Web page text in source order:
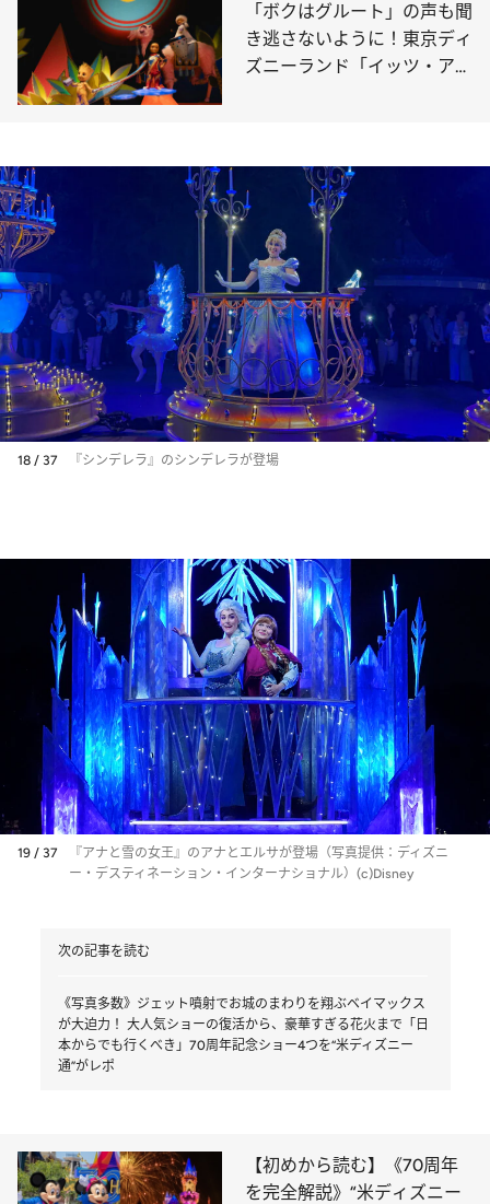
「ボクはグルート」の声も聞
き逃さないように！東京ディ
ズニーランド「イッツ・ア・
18 / 37 『シンデレラ』のシンデレラが登場
19 / 37
『アナと雪の女王』のアナとエルサが登場（写真提供：ディズニ
ー・デスティネーション・インターナショナル）(c)Disney
次の記事を読む
《写真多数》ジェット噴射でお城のまわりを翔ぶベイマックス
が大迫力！ 大人気ショーの復活から、豪華すぎる花火まで「日
本からでも行くべき」70周年記念ショー4つを“米ディズニー
通”がレポ
【初めから読む】《70周年
を完全解説》“米ディズニー